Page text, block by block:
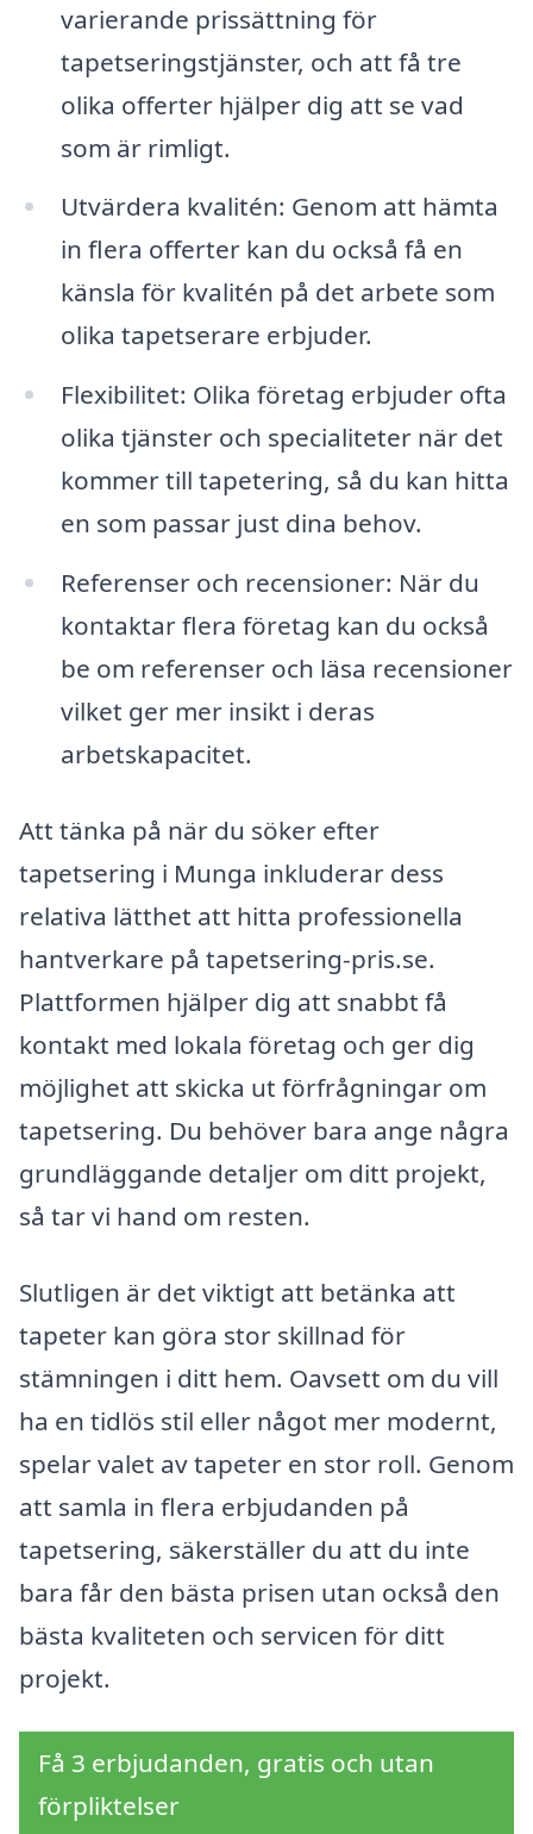
varierande prissättning för
tapetseringstjänster, och att få tre
olika offerter hjälper dig att se vad
som är rimligt.
Utvärdera kvalitén: Genom att hämta
in flera offerter kan du också få en
känsla för kvalitén på det arbete som
olika tapetserare erbjuder.
Flexibilitet: Olika företag erbjuder ofta
olika tjänster och specialiteter när det
kommer till tapetering, så du kan hitta
en som passar just dina behov.
Referenser och recensioner: När du
kontaktar flera företag kan du också
be om referenser och läsa recensioner
vilket ger mer insikt i deras
arbetskapacitet.
Att tänka på när du söker efter
tapetsering i Munga inkluderar dess
relativa lätthet att hitta professionella
hantverkare på tapetsering-pris.se.
Plattformen hjälper dig att snabbt få
kontakt med lokala företag och ger dig
möjlighet att skicka ut förfrågningar om
tapetsering. Du behöver bara ange några
grundläggande detaljer om ditt projekt,
så tar vi hand om resten.
Slutligen är det viktigt att betänka att
tapeter kan göra stor skillnad för
stämningen i ditt hem. Oavsett om du vill
ha en tidlös stil eller något mer modernt,
spelar valet av tapeter en stor roll. Genom
att samla in flera erbjudanden på
tapetsering, säkerställer du att du inte
bara får den bästa prisen utan också den
bästa kvaliteten och servicen för ditt
projekt.
Få 3 erbjudanden, gratis och utan
förpliktelser